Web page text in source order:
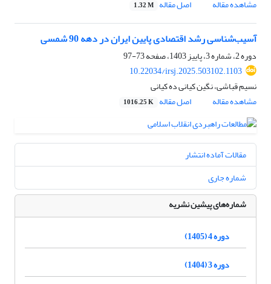
مشاهده مقاله
اصل مقاله 1.32 M
آسیب‌شناسی رشد اقتصادی پایین ایران در دهه 90 شمسی
دوره 2، شماره 3، پاییز 1403، صفحه
73-97
10.22034/irsj.2025.503102.1103
نسیم قباشی، نگین کیانی ده کیانی
مشاهده مقاله
اصل مقاله 1016.25 K
مقالات آماده انتشار
شماره جاری
شماره‌های پیشین نشریه
دوره 4 (1405)
دوره 3 (1404)